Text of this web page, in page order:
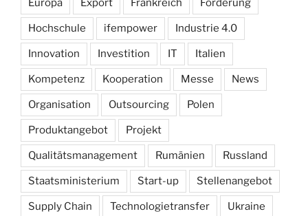
Europa Export Frankreich Förderung
Hochschule ifempower Industrie 4.0
Innovation Investition IT Italien
Kompetenz Kooperation Messe News
Organisation Outsourcing Polen
Produktangebot Projekt
Qualitätsmanagement Rumänien Russland
Staatsministerium Start-up Stellenangebot
Supply Chain Technologietransfer Ukraine